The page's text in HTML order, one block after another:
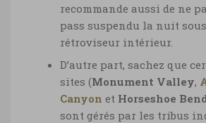
recommande aussi de ne
pass suspendu la nuit
rétroviseur intérieur.
D’autre part, sachez que
sites (Monument Valley,
Canyon et Horseshoe
sont gérés par les tribus